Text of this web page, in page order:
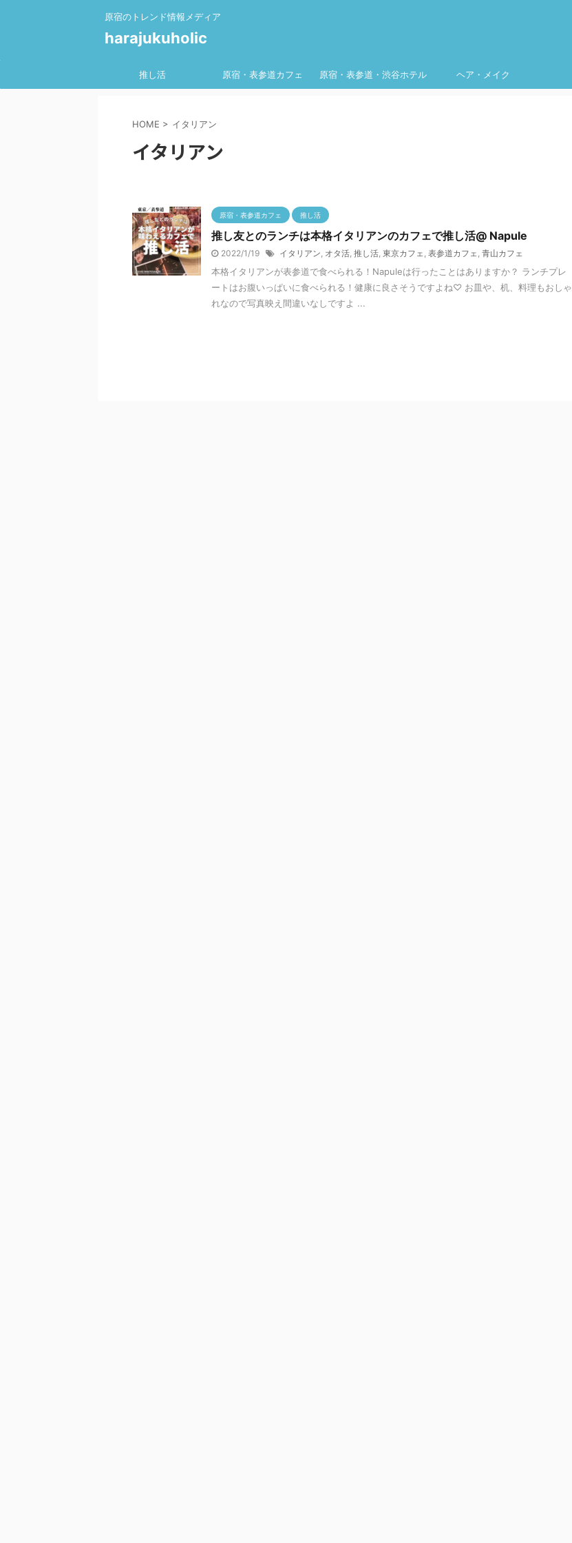
原宿のトレンド情報メディア
harajukuholic
推し活 原宿・表参道カフェ 原宿・表参道・渋谷ホテル ヘア・メイク
HOME > イタリアン
イタリアン
原宿・表参道カフェ 推し活
推し友とのランチは本格イタリアンのカフェで推し活@ Napule
2022/1/19 イタリアン, オタ活, 推し活, 東京カフェ, 表参道カフェ, 青山カフェ
本格イタリアンが表参道で食べられる！Napuleは行ったことはありますか？ ランチプレ
ートはお腹いっぱいに食べられる！健康に良さそうですよね♡ お皿や、机、料理もおしゃ
れなので写真映え間違いなしですよ ...